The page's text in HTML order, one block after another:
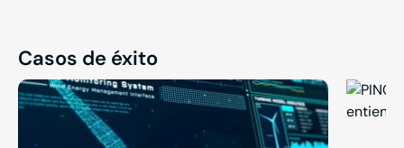
Casos de éxito